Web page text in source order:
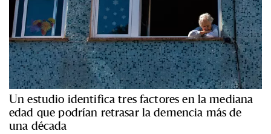
Un estudio identifica tres factores en la mediana
edad que podrían retrasar la demencia más de
una década